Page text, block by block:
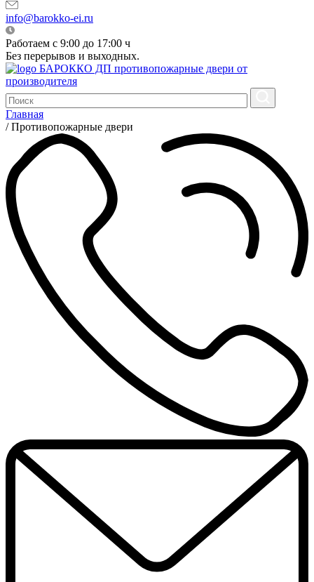
info@barokko-ei.ru
Работаем с 9:00 до 17:00 ч
Без перерывов и выходных.
БАРОККО ДП противопожарные двери от
производителя
Главная
/ Противопожарные двери